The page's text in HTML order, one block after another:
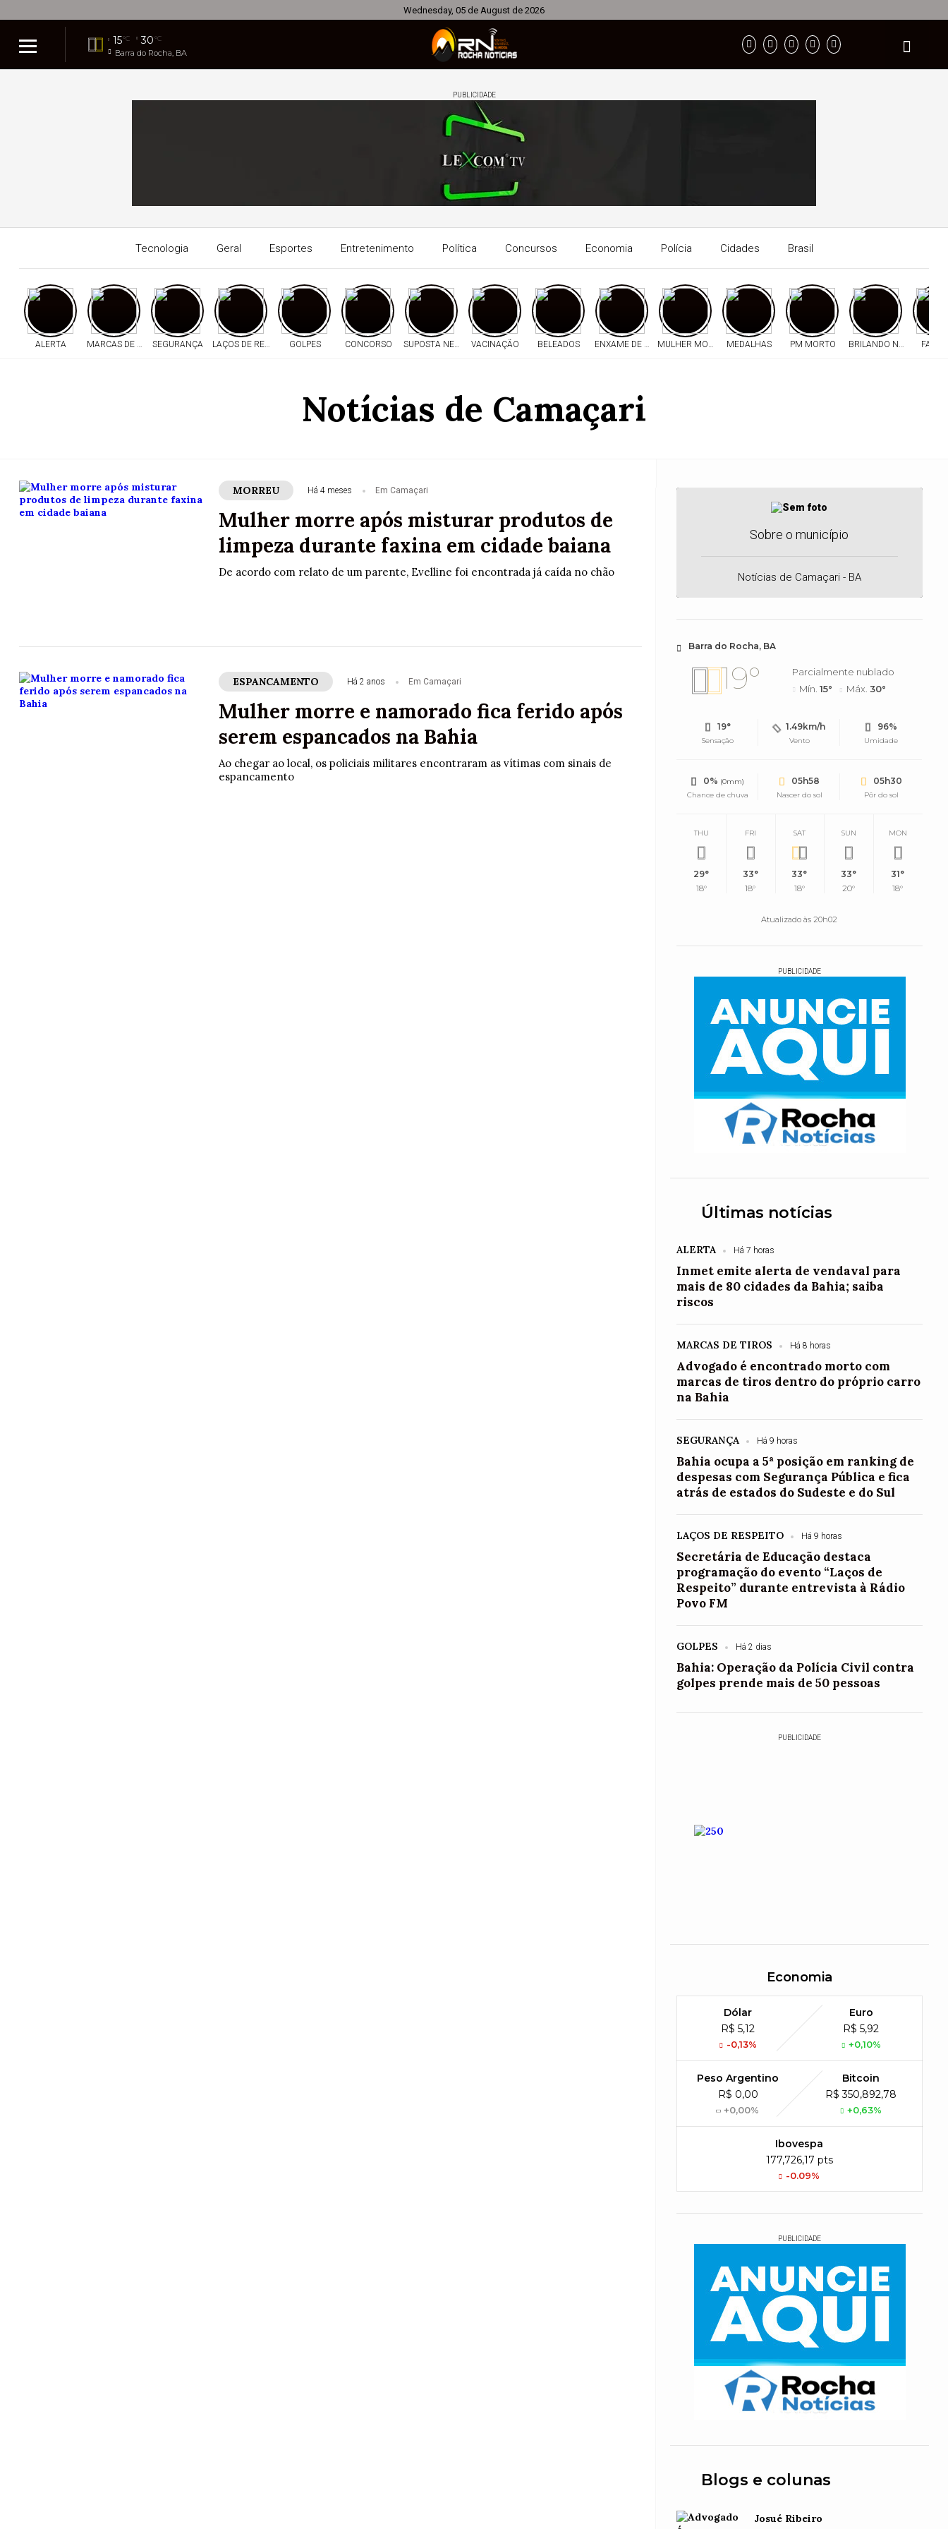
Wednesday, 05 de August de 2026
15°C 30°C
Barra do Rocha, BA
PUBLICIDADE
Tecnologia Geral Esportes Entretenimento Política Concursos Economia Polícia Cidades Brasil
ALERTA MARCAS DE TIROSSEGURANÇA LAÇOS DE RESPEITOGOLPES CONCORSO SUPOSTA NEGLIGÊNCIA
VACINAÇÃO BELEADOS ENXAME DE ABELHASMULHER MORREUMEDALHAS PM MORTO BRILANDO NO ESPORTE
Notícias de Camaçari
MORREU Há 4 meses Em Camaçari
Mulher morre após misturar produtos de
limpeza durante faxina em cidade baiana
De acordo com relato de um parente, Evelline foi encontrada já caída no chão
ESPANCAMENTO Há 2 anos Em Camaçari
Mulher morre e namorado fica ferido após
serem espancados na Bahia
Ao chegar ao local, os policiais militares encontraram as vítimas com sinais de
espancamento
Sobre o município
Notícias de Camaçari - BA
Barra do Rocha, BA
19°
Parcialmente nublado
Mín.15° Máx.30°
19°
Sensação
1.49km/h
Vento
96%
Umidade
0% (0mm)
Chance de chuva
05h58
Nascer do sol
05h30
Pôr do sol
THU
29°
18°
FRI
33°
18°
SAT
33°
18°
SUN
33°
20°
MON
31°
18°
Atualizado às 20h02
PUBLICIDADE
Últimas notícias
ALERTA Há 7 horas
Inmet emite alerta de vendaval para
mais de 80 cidades da Bahia; saiba
riscos
MARCAS DE TIROS Há 8 horas
Advogado é encontrado morto com
marcas de tiros dentro do próprio carro
na Bahia
SEGURANÇA Há 9 horas
Bahia ocupa a 5ª posição em ranking de
despesas com Segurança Pública e fica
atrás de estados do Sudeste e do Sul
LAÇOS DE RESPEITO Há 9 horas
Secretária de Educação destaca
programação do evento “Laços de
Respeito” durante entrevista à Rádio
Povo FM
GOLPES Há 2 dias
Bahia: Operação da Polícia Civil contra
golpes prende mais de 50 pessoas
PUBLICIDADE
Economia
Dólar
R$ 5,12
-0,13%
Euro
R$ 5,92
+0,10%
Peso Argentino
R$ 0,00
+0,00%
Bitcoin
R$ 350,892,78
+0,63%
Ibovespa
177,726,17 pts
-0.09%
PUBLICIDADE
Blogs e colunas
Josué Ribeiro